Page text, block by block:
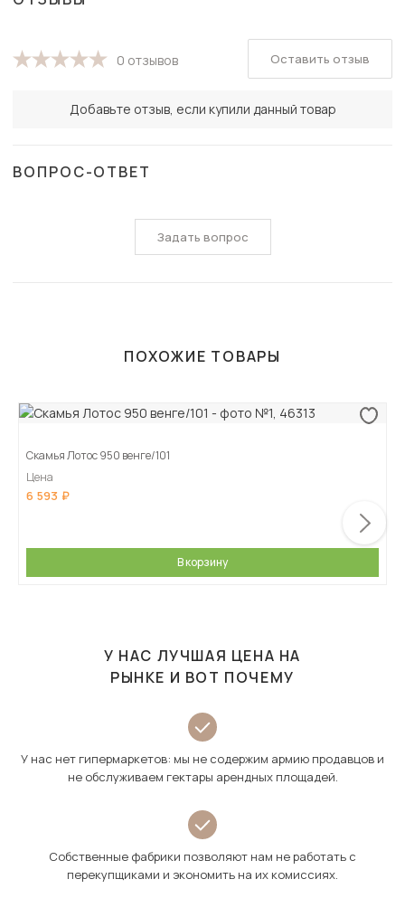
0 отзывов
Добавьте отзыв, если купили данный товар
Оставить отзыв
ВОПРОС-ОТВЕТ
Задать вопрос
ПОХОЖИЕ ТОВАРЫ
Скамья Лотос 950 венге/101
Цена
6 593
В корзину
У НАС ЛУЧШАЯ ЦЕНА НА
РЫНКЕ И ВОТ ПОЧЕМУ
У нас нет гипермаркетов: мы не содержим армию продавцов и
не обслуживаем гектары арендных площадей.
Собственные фабрики позволяют нам не работать с
перекупщиками и экономить на их комиссиях.